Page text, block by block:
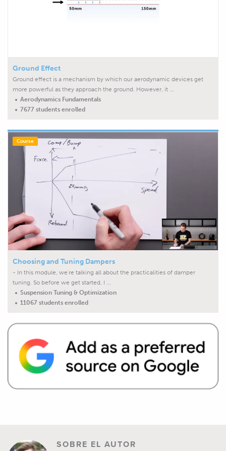
Ground Effect
Ground effect is a mechanism by which our aerodynamic devices get
more powerful as they approach the ground. However, it ...
Aerodynamics Fundamentals
7677 students enrolled
Choosing and Tuning Dampers
- In this module, we're talking all about the practicalities of damper
tuning. So before we get started, I ...
Suspension Tuning & Optimization
11067 students enrolled
SOBRE EL AUTOR